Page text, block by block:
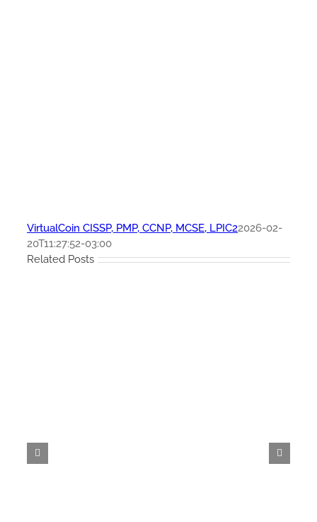
VirtualCoin CISSP, PMP, CCNP, MCSE, LPIC22026-02-
20T11:27:52-03:00
Related Posts